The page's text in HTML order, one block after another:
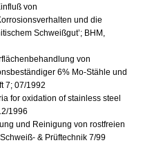
von
und die
Schweißgut’; BHM,
von
6% Mo-Stähle und
7; 07/1992
for oxidation of stainless steel
1996
und Reinigung von rostfreien
& Prüftechnik 7/99